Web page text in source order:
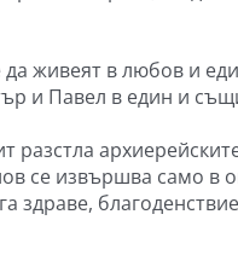
живеят в любов и
и Павел в един и
разстла
се извършва само в
здраве,